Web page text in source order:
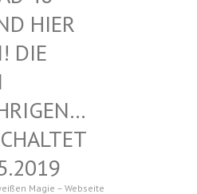
BITTE G
LASSEN!
Magie – Webseite